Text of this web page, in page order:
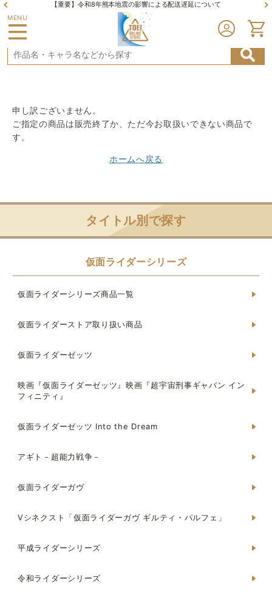
【重要】令和8年熊本地震の影響による配送遅延について
MENU
申し訳ございません。
ご指定の商品は販売終了か、ただ今お取扱いできない商品で
す。
ホームへ戻る
タイトル別で探す
仮面ライダーシリーズ
仮面ライダーシリーズ商品一覧
仮面ライダーストア取り扱い商品
仮面ライダーゼッツ
映画『仮面ライダーゼッツ』映画『超宇宙刑事ギャバン イン
フィニティ』
仮面ライダーゼッツ Into the Dream
アギト－超能力戦争－
仮面ライダーガヴ
Vシネクスト「仮面ライダーガヴ ギルティ・パルフェ」
平成ライダーシリーズ
令和ライダーシリーズ